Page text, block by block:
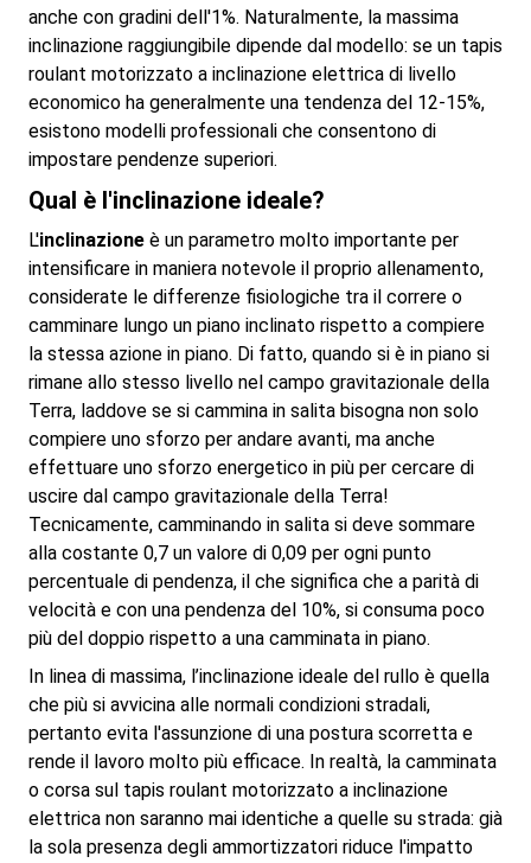
anche con gradini dell'1%. Naturalmente, la massima
inclinazione raggiungibile dipende dal modello: se un tapis
roulant motorizzato a inclinazione elettrica di livello
economico ha generalmente una tendenza del 12-15%,
esistono modelli professionali che consentono di
impostare pendenze superiori.
Qual è l'inclinazione ideale?
L'inclinazione è un parametro molto importante per
intensificare in maniera notevole il proprio allenamento,
considerate le differenze fisiologiche tra il correre o
camminare lungo un piano inclinato rispetto a compiere
la stessa azione in piano. Di fatto, quando si è in piano si
rimane allo stesso livello nel campo gravitazionale della
Terra, laddove se si cammina in salita bisogna non solo
compiere uno sforzo per andare avanti, ma anche
effettuare uno sforzo energetico in più per cercare di
uscire dal campo gravitazionale della Terra!
Tecnicamente, camminando in salita si deve sommare
alla costante 0,7 un valore di 0,09 per ogni punto
percentuale di pendenza, il che significa che a parità di
velocità e con una pendenza del 10%, si consuma poco
più del doppio rispetto a una camminata in piano.
In linea di massima, l’inclinazione ideale del rullo è quella
che più si avvicina alle normali condizioni stradali,
pertanto evita l'assunzione di una postura scorretta e
rende il lavoro molto più efficace. In realtà, la camminata
o corsa sul tapis roulant motorizzato a inclinazione
elettrica non saranno mai identiche a quelle su strada: già
la sola presenza degli ammortizzatori riduce l'impatto